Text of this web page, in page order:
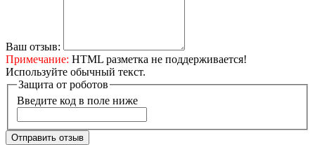
Ваш отзыв:
Примечание: HTML разметка не поддерживается!
Используйте обычный текст.
Защита от роботов
Введите код в поле ниже
Отправить отзыв